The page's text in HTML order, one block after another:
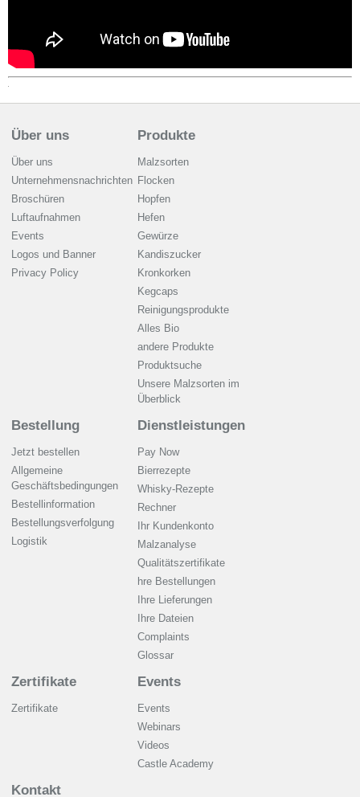
Über uns
Über uns
Unternehmensnachrichten
Broschüren
Luftaufnahmen
Events
Logos und Banner
Privacy Policy
Produkte
Malzsorten
Flocken
Hopfen
Hefen
Gewürze
Kandiszucker
Kronkorken
Kegcaps
Reinigungsprodukte
Alles Bio
andere Produkte
Produktsuche
Unsere Malzsorten im
Überblick
Bestellung
Jetzt bestellen
Allgemeine
Geschäftsbedingungen
Bestellinformation
Bestellungsverfolgung
Logistik
Dienstleistungen
Pay Now
Bierrezepte
Whisky-Rezepte
Rechner
Ihr Kundenkonto
Malzanalyse
Qualitätszertifikate
hre Bestellungen
Ihre Lieferungen
Ihre Dateien
Complaints
Glossar
Zertifikate
Zertifikate
Events
Events
Webinars
Videos
Castle Academy
Kontakt